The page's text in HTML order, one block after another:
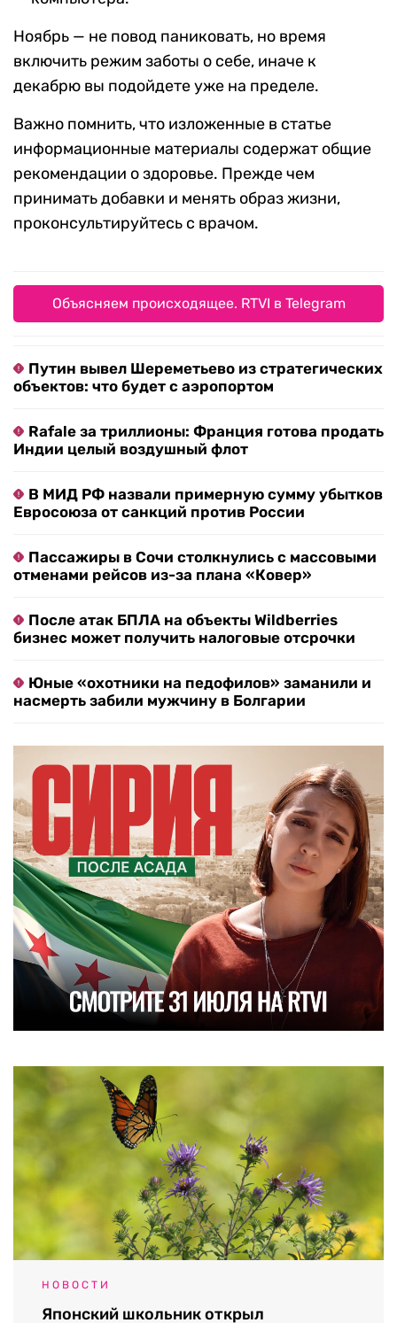
Ноябрь — не повод паниковать, но время
включить режим заботы о себе, иначе к
декабрю вы подойдете уже на пределе.
Важно помнить, что изложенные в статье
информационные материалы содержат общие
рекомендации о здоровье. Прежде чем
принимать добавки и менять образ жизни,
проконсультируйтесь с врачом.
Объясняем происходящее. RTVI в Telegram
Путин вывел Шереметьево из стратегических
объектов: что будет с аэропортом
Rafale за триллионы: Франция готова продать
Индии целый воздушный флот
В МИД РФ назвали примерную сумму убытков
Евросоюза от санкций против России
Пассажиры в Сочи столкнулись с массовыми
отменами рейсов из-за плана «Ковер»
После атак БПЛА на объекты Wildberries
бизнес может получить налоговые отсрочки
Юные «охотники на педофилов» заманили и
насмерть забили мужчину в Болгарии
НОВОСТИ
Японский школьник открыл